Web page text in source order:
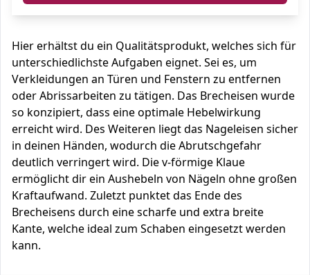
Hier erhältst du ein Qualitätsprodukt, welches sich für
unterschiedlichste Aufgaben eignet. Sei es, um
Verkleidungen an Türen und Fenstern zu entfernen
oder Abrissarbeiten zu tätigen. Das Brecheisen wurde
so konzipiert, dass eine optimale Hebelwirkung
erreicht wird. Des Weiteren liegt das Nageleisen sicher
in deinen Händen, wodurch die Abrutschgefahr
deutlich verringert wird. Die v-förmige Klaue
ermöglicht dir ein Aushebeln von Nägeln ohne großen
Kraftaufwand. Zuletzt punktet das Ende des
Brecheisens durch eine scharfe und extra breite
Kante, welche ideal zum Schaben eingesetzt werden
kann.